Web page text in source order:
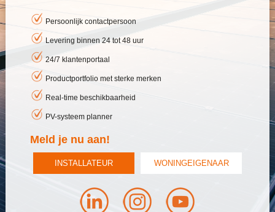
Persoonlijk contactpersoon
Levering binnen 24 tot 48 uur
24/7 klantenportaal
Productportfolio met sterke merken
Real-time beschikbaarheid
PV-systeem planner
Meld je nu aan!
INSTALLATEUR WONINGEIGENAAR